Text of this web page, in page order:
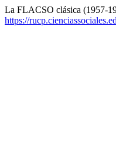
La FLACSO clásica (1957-
https://